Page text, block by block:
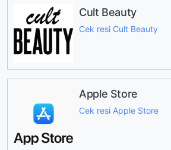
Cult Beauty
Cek resi Cult Beauty
Apple Store
Cek resi Apple Store